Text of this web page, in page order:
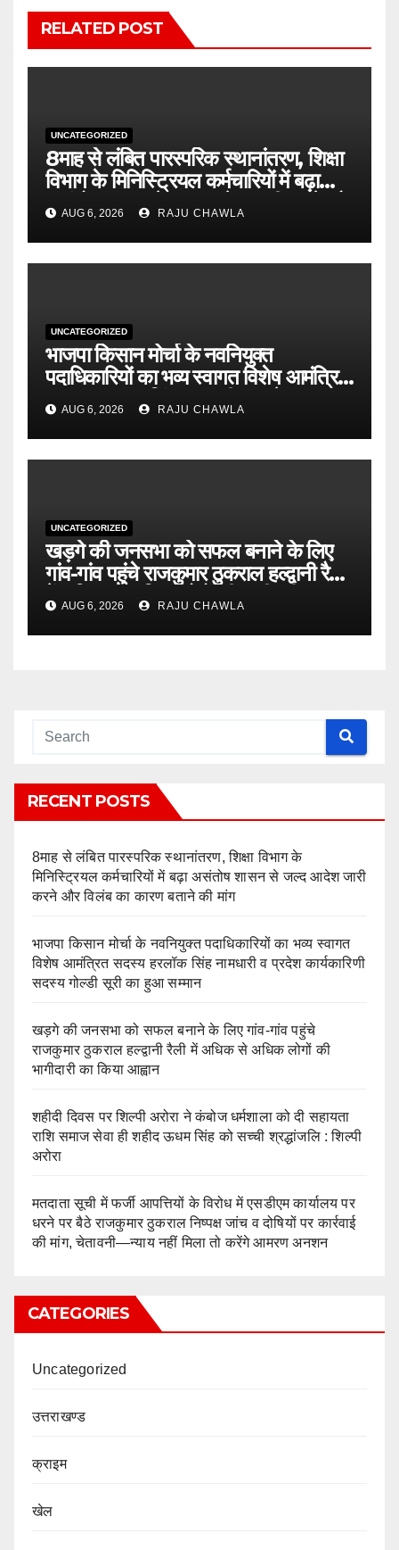
RELATED POST
UNCATEGORIZED
8माह से लंबित पारस्परिक स्थानांतरण, शिक्षा
विभाग के मिनिस्ट्रियल कर्मचारियों में बढ़ा
असंतोष शासन से जल्द आदेश जारी करने और
विलंब का कारण बताने की मांग
AUG 6, 2026 RAJU CHAWLA
UNCATEGORIZED
भाजपा किसान मोर्चा के नवनियुक्त
पदाधिकारियों का भव्य स्वागत विशेष आमंत्रित
सदस्य हरलॉक सिंह नामधारी व प्रदेश
कार्यकारिणी सदस्य गोल्डी सूरी का हुआ सम्मान
AUG 6, 2026 RAJU CHAWLA
UNCATEGORIZED
खड़गे की जनसभा को सफल बनाने के लिए
गांव-गांव पहुंचे राजकुमार ठुकराल हल्द्वानी रैली
में अधिक से अधिक लोगों की भागीदारी का
किया आह्वान
AUG 6, 2026 RAJU CHAWLA
RECENT POSTS
8माह से लंबित पारस्परिक स्थानांतरण, शिक्षा विभाग के
मिनिस्ट्रियल कर्मचारियों में बढ़ा असंतोष शासन से जल्द आदेश जारी
करने और विलंब का कारण बताने की मांग
भाजपा किसान मोर्चा के नवनियुक्त पदाधिकारियों का भव्य स्वागत
विशेष आमंत्रित सदस्य हरलॉक सिंह नामधारी व प्रदेश कार्यकारिणी
सदस्य गोल्डी सूरी का हुआ सम्मान
खड़गे की जनसभा को सफल बनाने के लिए गांव-गांव पहुंचे
राजकुमार ठुकराल हल्द्वानी रैली में अधिक से अधिक लोगों की
भागीदारी का किया आह्वान
शहीदी दिवस पर शिल्पी अरोरा ने कंबोज धर्मशाला को दी सहायता
राशि समाज सेवा ही शहीद ऊधम सिंह को सच्ची श्रद्धांजलि : शिल्पी
अरोरा
मतदाता सूची में फर्जी आपत्तियों के विरोध में एसडीएम कार्यालय पर
धरने पर बैठे राजकुमार ठुकराल निष्पक्ष जांच व दोषियों पर कार्रवाई
की मांग, चेतावनी—न्याय नहीं मिला तो करेंगे आमरण अनशन
CATEGORIES
Uncategorized
उत्तराखण्ड
क्राइम
खेल